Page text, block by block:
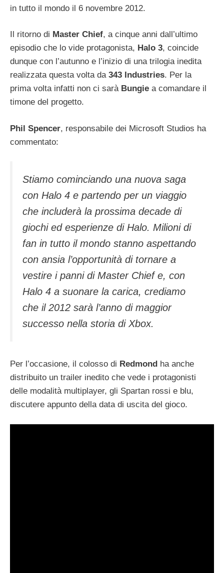
in tutto il mondo il 6 novembre 2012.
Il ritorno di Master Chief, a cinque anni dall’ultimo
episodio che lo vide protagonista, Halo 3, coincide
dunque con l’autunno e l’inizio di una trilogia inedita
realizzata questa volta da 343 Industries. Per la
prima volta infatti non ci sarà Bungie a comandare il
timone del progetto.
Phil Spencer, responsabile dei Microsoft Studios ha
commentato:
Stiamo cominciando una nuova saga
con Halo 4 e partendo per un viaggio
che includerà la prossima decade di
giochi ed esperienze di Halo. Milioni di
fan in tutto il mondo stanno aspettando
con ansia l’opportunità di tornare a
vestire i panni di Master Chief e, con
Halo 4 a suonare la carica, crediamo
che il 2012 sarà l’anno di maggior
successo nella storia di Xbox.
Per l’occasione, il colosso di Redmond ha anche
distribuito un trailer inedito che vede i protagonisti
delle modalità multiplayer, gli Spartan rossi e blu,
discutere appunto della data di uscita del gioco.